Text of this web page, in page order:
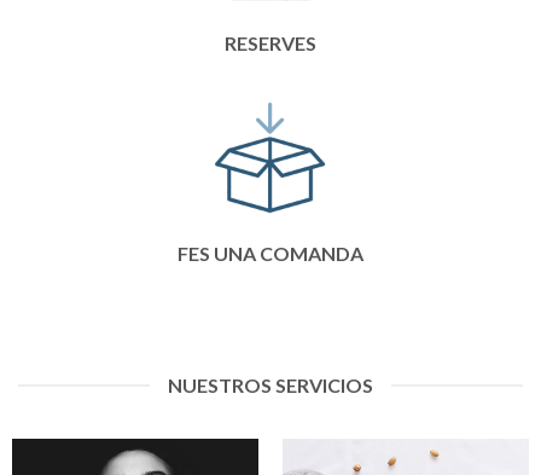
RESERVES
FES UNA COMANDA
NUESTROS SERVICIOS